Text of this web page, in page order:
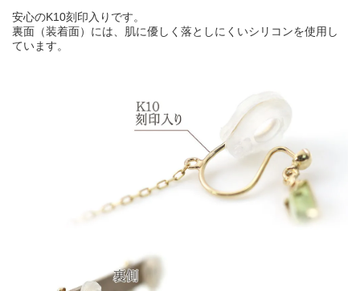
安心のK10刻印入りです。
裏面（装着面）には、肌に優しく落としにくいシリコンを使用し
ています。